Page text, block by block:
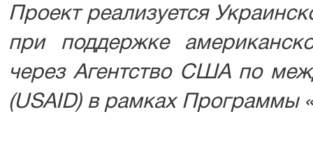
Проект реализуется
при поддержке
через Агентство США по
(USAID) в рамках Программы